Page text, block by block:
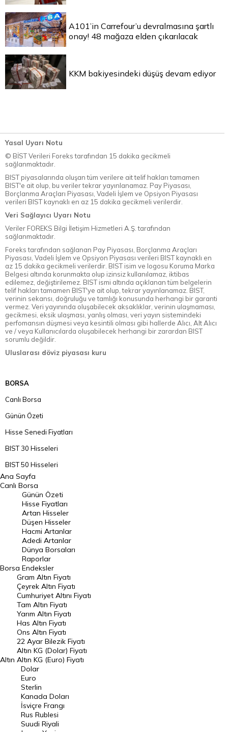
A101’in Carrefour’u devralmasına şartlı
onay! 48 mağaza elden çıkarılacak
KKM bakiyesindeki düşüş devam ediyor
Yasal Uyarı Notu
© BİST Verileri Foreks tarafından 15 dakika gecikmeli
sağlanmaktadır.
BIST piyasalarında oluşan tüm verilere ait telif hakları tamamen
BIST'e ait olup, bu veriler tekrar yayınlanamaz. Pay Piyasası,
Borçlanma Araçları Piyasası, Vadeli İşlem ve Opsiyon Piyasası
verileri BIST kaynaklı en az 15 dakika gecikmeli verilerdir.
Veri Sağlayıcı Uyarı Notu
Veriler FOREKS Bilgi İletişim Hizmetleri A.Ş. tarafından
sağlanmaktadır.
Foreks tarafından sağlanan Pay Piyasası, Borçlanma Araçları
Piyasası, Vadeli İşlem ve Opsiyon Piyasası verileri BIST kaynaklı en
az 15 dakika gecikmeli verilerdir. BIST isim ve logosu Koruma Marka
Belgesi altında korunmakta olup izinsiz kullanılamaz, iktibas
edilemez, değiştirilemez. BIST ismi altında açıklanan tüm belgelerin
telif hakları tamamen BIST'ye ait olup, tekrar yayınlanamaz. BIST,
verinin sekansı, doğruluğu ve tamlığı konusunda herhangi bir garanti
vermez. Veri yayınında oluşabilecek aksaklıklar, verinin ulaşmaması,
gecikmesi, eksik ulaşması, yanlış olması, veri yayın sistemindeki
perfomansın düşmesi veya kesintili olması gibi hallerde Alıcı, Alt Alıcı
ve / veya Kullanıcılarda oluşabilecek herhangi bir zarardan BIST
sorumlu değildir.
Uluslarası döviz piyasası kuru
BORSA
Canlı Borsa
Günün Özeti
Hisse Senedi Fiyatları
BIST 30 Hisseleri
BIST 50 Hisseleri
BIST 100 Hisseleri
En Çok Artan Hisseler
En Çok Düşen Hisseler
Hacmi Artanlar
Geçmiş Kapanışlar
Dünya Borsaları
Raporlar
Endeksler
DÖVİZ
Döviz Kuru
Dolar Kuru
Euro Kuru
Pound Kuru
Frank Kuru
Riyal Kuru
Ana Sayfa
Canlı Borsa
Borsa
Günün Özeti
Hisse Fiyatları
Artan Hisseler
Düşen Hisseler
Hacmi Artanlar
Adedi Artanlar
Dünya Borsaları
Raporlar
Endeksler
Altın
Gram Altın Fiyatı
Çeyrek Altın Fiyatı
Cumhuriyet Altını Fiyatı
Tam Altın Fiyatı
Yarım Altın Fiyatı
Has Altın Fiyatı
Ons Altın Fiyatı
22 Ayar Bilezik Fiyatı
Altın KG (Dolar) Fiyatı
Altın KG (Euro) Fiyatı
Dolar
Euro
Sterlin
Kanada Doları
İsviçre Frangı
Rus Rublesi
Suudi Riyali